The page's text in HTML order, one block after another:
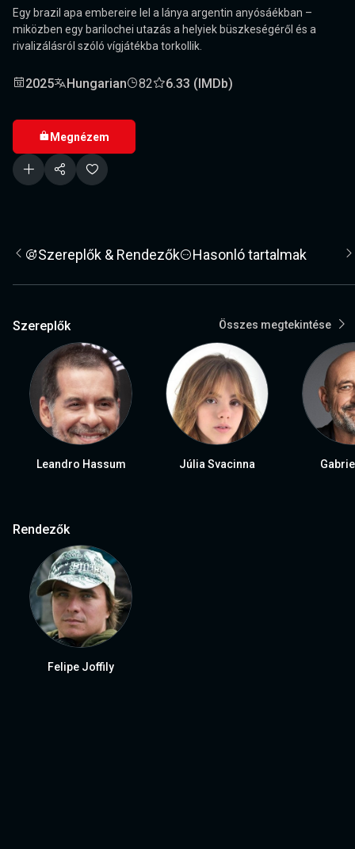
Egy brazil apa embereire lel a lánya argentin anyósáékban –
miközben egy barilochei utazás a helyiek büszkeségéről és a
rivalizálásról szóló vígjátékba torkollik.
2025 Hungarian 82 6.33 (IMDb)
Megnézem
Szereplők & Rendezők Hasonló tartalmak
Szereplők Összes megtekintése
Leandro Hassum Júlia Svacinna
Rendezők
Felipe Joffily